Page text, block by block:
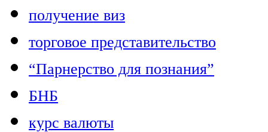
получение виз
торговое представительство
“Парнерство для познания”
БНБ
курс валюты